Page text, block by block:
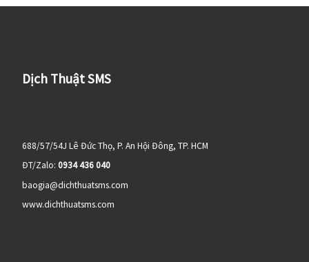
Dịch Thuật SMS
688/57/54J Lê Đức Thọ, P. An Hội Đông, TP. HCM
ĐT/Zalo: 0934 436 040
baogia@dichthuatsms.com
www.dichthuatsms.com